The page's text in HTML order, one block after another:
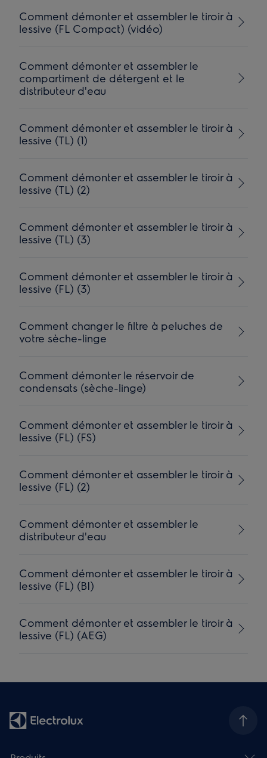
Comment démonter et assembler le tiroir à
lessive (FL Compact) (vidéo)
Comment démonter et assembler le
compartiment de détergent et le
distributeur d'eau
Comment démonter et assembler le tiroir à
lessive (TL) (1)
Comment démonter et assembler le tiroir à
lessive (TL) (2)
Comment démonter et assembler le tiroir à
lessive (TL) (3)
Comment démonter et assembler le tiroir à
lessive (FL) (3)
Comment changer le filtre à peluches de
votre sèche-linge
Comment démonter le réservoir de
condensats (sèche-linge)
Comment démonter et assembler le tiroir à
lessive (FL) (FS)
Comment démonter et assembler le tiroir à
lessive (FL) (2)
Comment démonter et assembler le
distributeur d'eau
Comment démonter et assembler le tiroir à
lessive (FL) (BI)
Comment démonter et assembler le tiroir à
lessive (FL) (AEG)